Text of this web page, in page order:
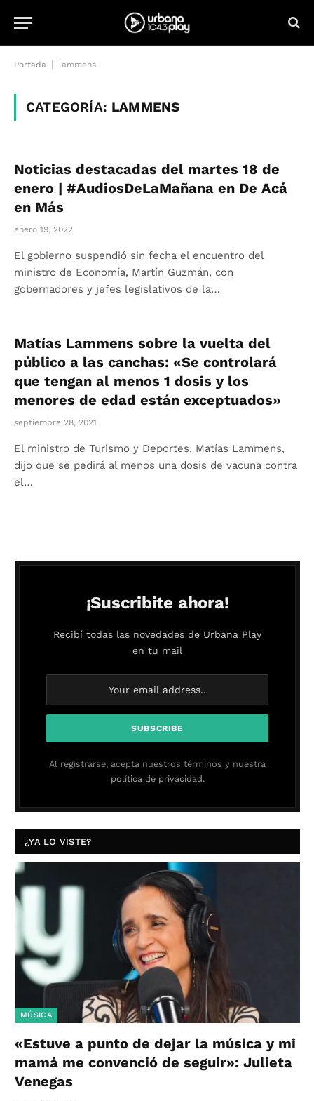
Portada lammens
CATEGORÍA: LAMMENS
Noticias destacadas del martes 18 de
enero | #AudiosDeLaMañana en De Acá
en Más
enero 19, 2022
El gobierno suspendió sin fecha el encuentro del
ministro de Economía, Martín Guzmán, con
gobernadores y jefes legislativos de la…
Matías Lammens sobre la vuelta del
público a las canchas: «Se controlará
que tengan al menos 1 dosis y los
menores de edad están exceptuados»
septiembre 28, 2021
El ministro de Turismo y Deportes, Matías Lammens,
dijo que se pedirá al menos una dosis de vacuna contra
el…
¡Suscribite ahora!
Recibí todas las novedades de Urbana Play
en tu mail
Al registrarse, acepta nuestros términos y nuestra
política de privacidad.
¿YA LO VISTE?
MÚSICA
«Estuve a punto de dejar la música y mi
mamá me convenció de seguir»: Julieta
Venegas